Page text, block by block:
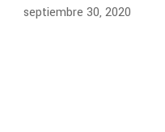
septiembre 30, 2020